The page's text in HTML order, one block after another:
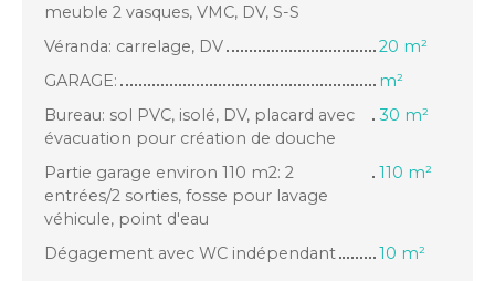
meuble 2 vasques, VMC, DV, S-S
Véranda: carrelage, DV
20 m²
GARAGE:
m²
Bureau: sol PVC, isolé, DV, placard avec
évacuation pour création de douche
30 m²
Partie garage environ 110 m2: 2
entrées/2 sorties, fosse pour lavage
véhicule, point d'eau
110 m²
Dégagement avec WC indépendant 10 m²